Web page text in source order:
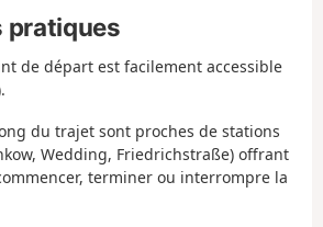
pratiques
de départ est facilement accessible
.
du trajet sont proches de stations
Wedding, Friedrichstraße) offrant
terminer ou interrompre la